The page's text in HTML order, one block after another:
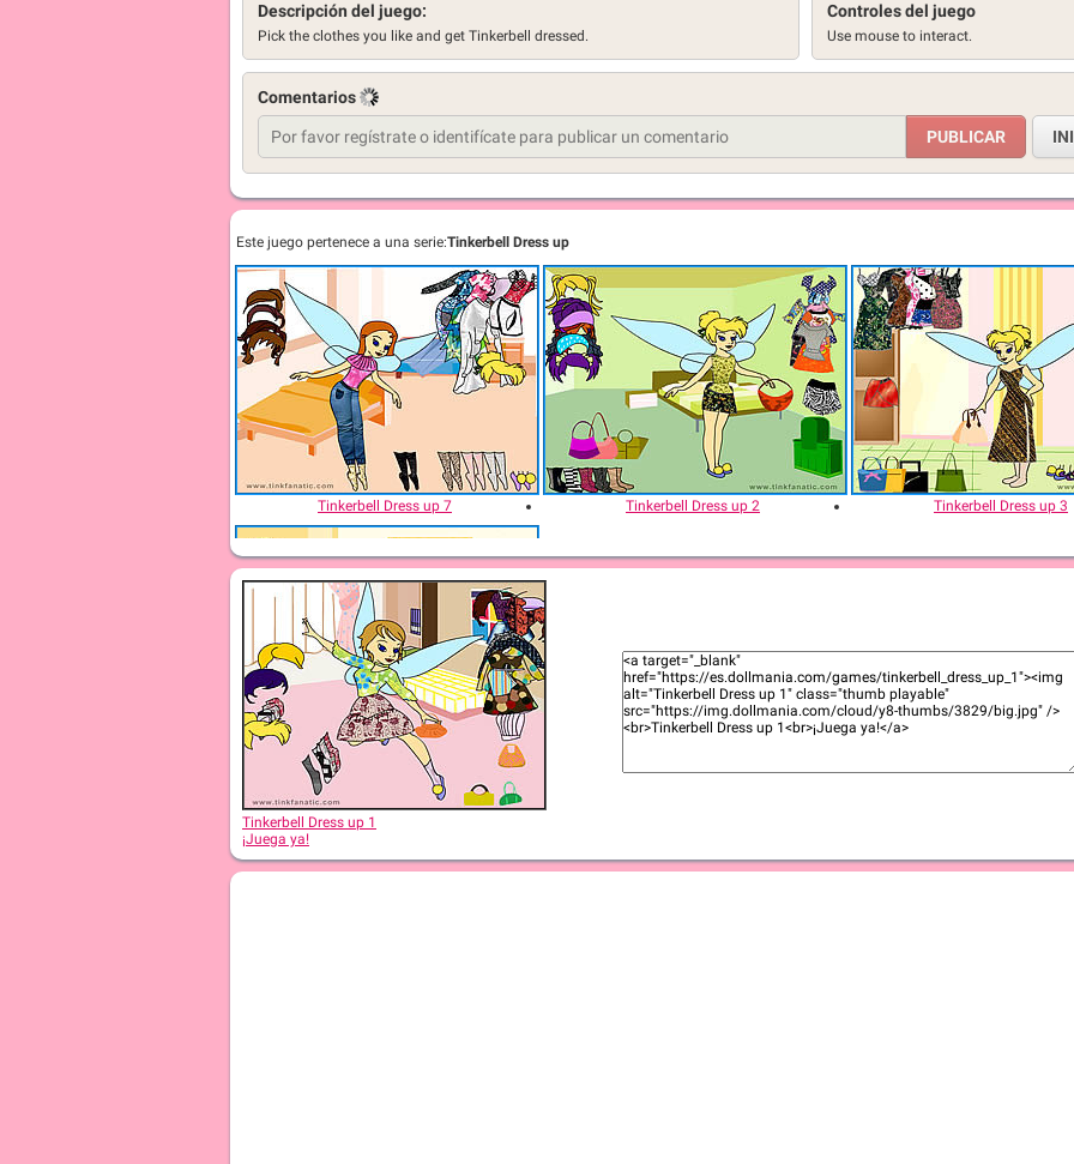
Descripción del juego:
Pick the clothes you like and get Tinkerbell dressed.
Controles del juego
Use mouse to interact.
Comentarios
Este juego pertenece a una serie:Tinkerbell Dress up
Tinkerbell Dress up 7 Tinkerbell Dress up 2 Tinkerbell Dress up 3
Tinkerbell Dress up 6
Tinkerbell Dress up 1
¡Juega ya!